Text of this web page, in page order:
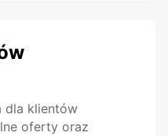
dla klientów
oferty oraz